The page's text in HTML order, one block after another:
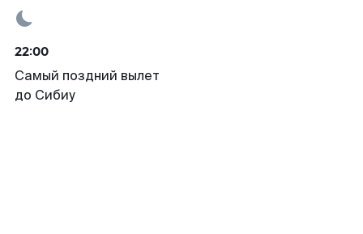
22:00
Самый поздний вылет
до Сибиу